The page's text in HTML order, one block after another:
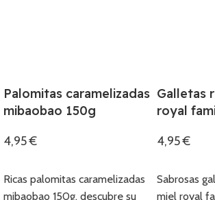
Palomitas caramelizadas
mibaobao 150g
4,95€
Ricas palomitas caramelizadas
mibaobao 150g. descubre su
Galletas
royal
4,95€
Sabrosas
miel royal